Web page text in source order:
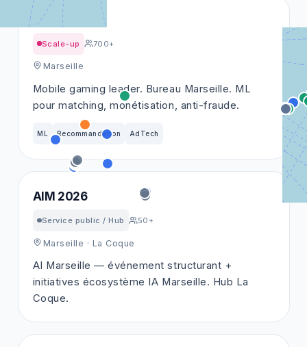
Voodoo
Scale-up 700+
Marseille
Mobile gaming leader. Bureau Marseille. ML
pour matching, monétisation, anti-fraude.
ML Recommandation AdTech
AIM 2026
Service public / Hub 50+
Marseille · La Coque
AI Marseille — événement structurant +
initiatives écosystème IA Marseille. Hub La
Coque.